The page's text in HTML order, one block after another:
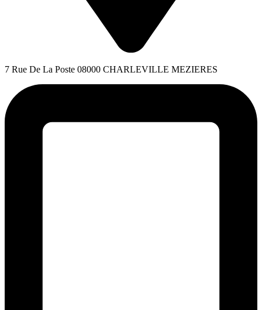
7 Rue De La Poste 08000 CHARLEVILLE MEZIERES